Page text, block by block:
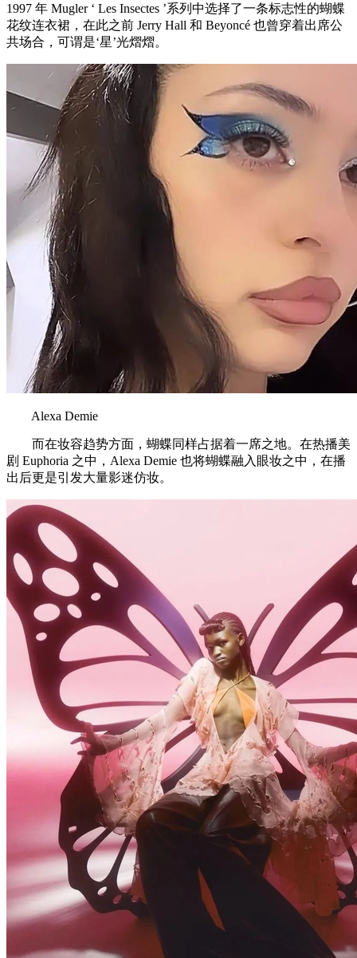
1997 年 Mugler ‘ Les Insectes ’系列中选择了一条标志性的蝴蝶
花纹连衣裙，在此之前 Jerry Hall 和 Beyoncé 也曾穿着出席公
共场合，可谓是‘星’光熠熠。
Alexa Demie
而在妆容趋势方面，蝴蝶同样占据着一席之地。在热播美
剧 Euphoria 之中，Alexa Demie 也将蝴蝶融入眼妆之中，在播
出后更是引发大量影迷仿妆。